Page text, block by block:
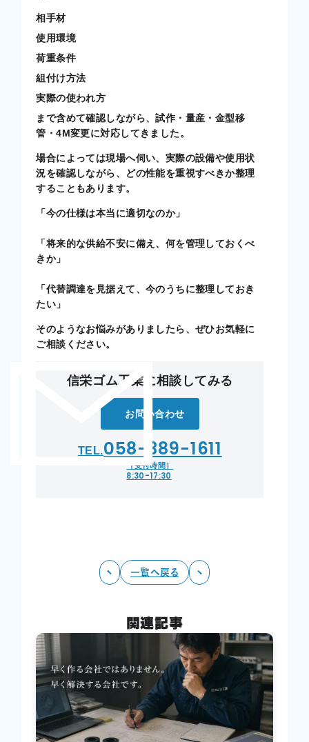
相手材
使用環境
荷重条件
組付け方法
実際の使われ方
まで含めて確認しながら、試作・量産・金型移
管・4M変更に対応してきました。
場合によっては現場へ伺い、実際の設備や使用状
況を確認しながら、どの性能を重視すべきか整理
することもあります。
「今の仕様は本当に適切なのか」
「将来的な供給不安に備え、何を管理しておくべ
きか」
「代替調達を見据えて、今のうちに整理しておき
たい」
そのようなお悩みがありましたら、ぜひお気軽に
ご相談ください。
信栄ゴム工業に相談してみる
お問い合わせ
TEL.058-389-1611
［受付時間］
8:30-17:30
一覧へ戻る
関連記事